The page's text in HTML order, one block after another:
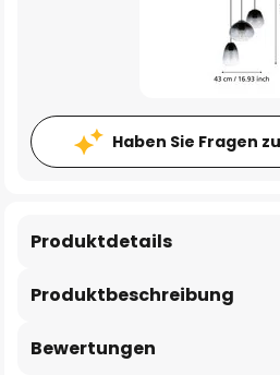
Haben Sie Fragen
Produktbeschreibung
Produktdetails
Bewertungen